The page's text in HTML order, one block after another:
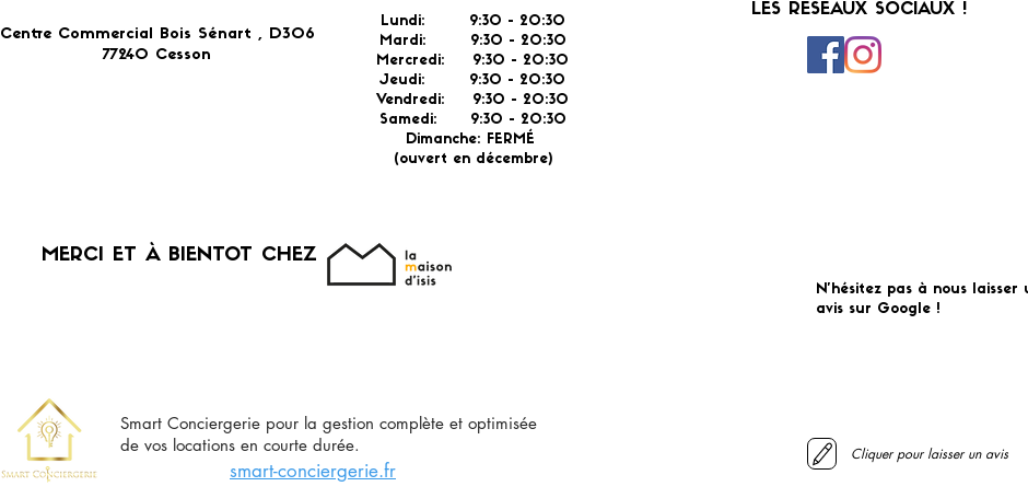
Centre Commercial Bois Sénart , D306
77240 Cesson​
Lundi: 9:30 - 20:30
Mardi: 9:30 - 20:30
Mercredi: 9:30 - 20:30
Jeudi: 9:30 - 20:30
Vendredi: 9:30 - 20:30
Samedi: 9:30 - 20:30
Dimanche: FERMÉ
(ouvert en décembre)
​MERCI ET À BIENTOT CHEZ
Smart Conciergerie pour la gestion complète et optimisée
de vos locations en courte durée.
smart-conciergerie.fr
LES RESEAUX SOCIAUX !
N'hésitez pas à nous laisser
avis sur Google !
Cliquer pour laisser un avis